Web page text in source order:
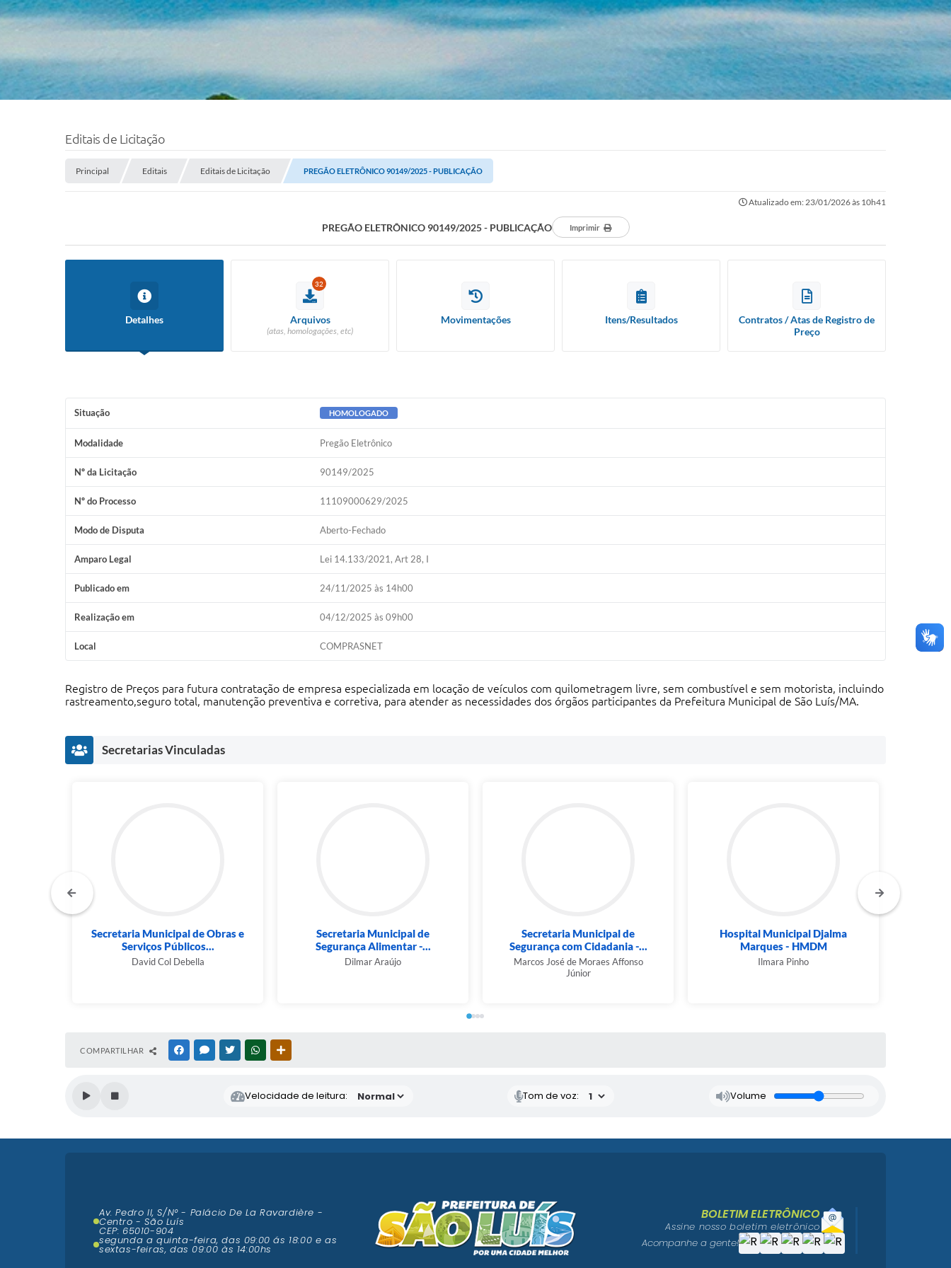
Editais de Licitação
Principal Editais Editais de Licitação PREGÃO ELETRÔNICO 90149/2025 - PUBLICAÇÃO
Atualizado em: 23/01/2026 às 10h41
PREGÃO ELETRÔNICO 90149/2025 - PUBLICAÇÃO Imprimir
Detalhes
32
Arquivos
(atas, homologações, etc)
Movimentações Itens/Resultados
Contratos / Atas de Registro de
Preço
Situação HOMOLOGADO
Modalidade Pregão Eletrônico
Nº da Licitação 90149/2025
Nº do Processo 11109000629/2025
Modo de Disputa Aberto-Fechado
Amparo Legal Lei 14.133/2021, Art 28, I
Publicado em 24/11/2025 às 14h00
Realização em 04/12/2025 às 09h00
Local COMPRASNET
Registro de Preços para futura contratação de empresa especializada em locação de veículos com quilometragem livre, sem combustível e sem motorista, incluindo
rastreamento,seguro total, manutenção preventiva e corretiva, para atender as necessidades dos órgãos participantes da Prefeitura Municipal de São Luís/MA.
Secretarias Vinculadas
Secretaria Municipal de Obras e
Serviços Públicos...
David Col Debella
Secretaria Municipal de
Segurança Alimentar -...
Dilmar Araújo
Secretaria Municipal de
Segurança com Cidadania -...
Marcos José de Moraes Affonso
Júnior
Hospital Municipal Djalma
Marques - HMDM
Ilmara Pinho
COMPARTILHAR FACEBOOKMESSENGER
TWITTERWHATSAPP
Velocidade de leitura: Tom de voz: Volume
Av. Pedro II, S/N° - Palácio De La Ravardière -
Centro - São Luís
CEP: 65010-904
segunda a quinta-feira, das 09:00 ás 18:00 e as
sextas-feiras, das 09:00 às 14:00hs
BOLETIM ELETRÔNICO
Assine nosso boletim eletrônico
Acompanhe a gente!